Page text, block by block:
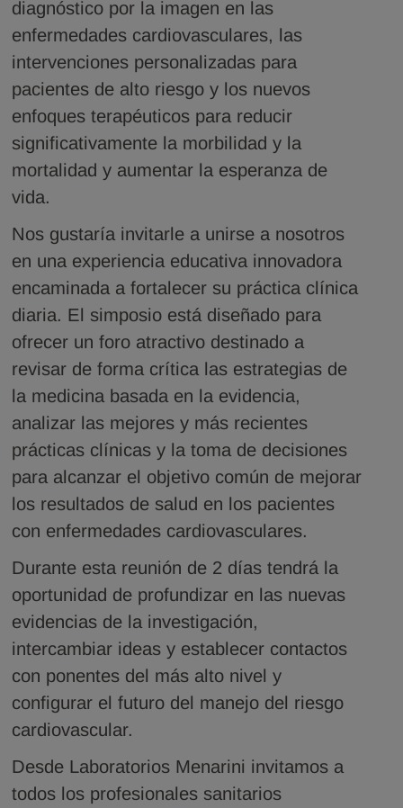
diagnóstico por la imagen en las
enfermedades cardiovasculares, las
intervenciones personalizadas para
pacientes de alto riesgo y los nuevos
enfoques terapéuticos para reducir
significativamente la morbilidad y la
mortalidad y aumentar la esperanza de
vida.
Nos gustaría invitarle a unirse a nosotros
en una experiencia educativa innovadora
encaminada a fortalecer su práctica clínica
diaria. El simposio está diseñado para
ofrecer un foro atractivo destinado a
revisar de forma crítica las estrategias de
la medicina basada en la evidencia,
analizar las mejores y más recientes
prácticas clínicas y la toma de decisiones
para alcanzar el objetivo común de mejorar
los resultados de salud en los pacientes
con enfermedades cardiovasculares.
Durante esta reunión de 2 días tendrá la
oportunidad de profundizar en las nuevas
evidencias de la investigación,
intercambiar ideas y establecer contactos
con ponentes del más alto nivel y
configurar el futuro del manejo del riesgo
cardiovascular.
Desde Laboratorios Menarini invitamos a
todos los profesionales sanitarios